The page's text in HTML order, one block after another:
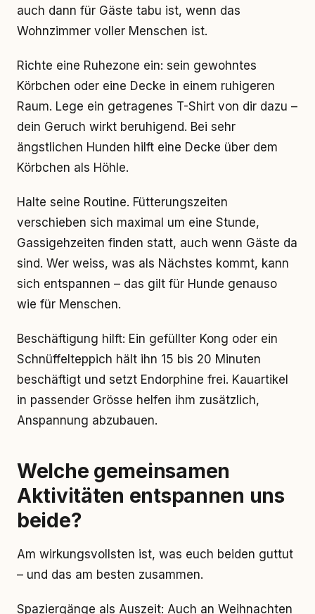
auch dann für Gäste tabu ist, wenn das
Wohnzimmer voller Menschen ist.
Richte eine Ruhezone ein: sein gewohntes
Körbchen oder eine Decke in einem ruhigeren
Raum. Lege ein getragenes T-Shirt von dir dazu –
dein Geruch wirkt beruhigend. Bei sehr
ängstlichen Hunden hilft eine Decke über dem
Körbchen als Höhle.
Halte seine Routine. Fütterungszeiten
verschieben sich maximal um eine Stunde,
Gassigehzeiten finden statt, auch wenn Gäste da
sind. Wer weiss, was als Nächstes kommt, kann
sich entspannen – das gilt für Hunde genauso
wie für Menschen.
Beschäftigung hilft: Ein gefüllter Kong oder ein
Schnüffelteppich hält ihn 15 bis 20 Minuten
beschäftigt und setzt Endorphine frei. Kauartikel
in passender Grösse helfen ihm zusätzlich,
Anspannung abzubauen.
Welche gemeinsamen
Aktivitäten entspannen uns
beide?
Am wirkungsvollsten ist, was euch beiden guttut
– und das am besten zusammen.
Spaziergänge als Auszeit: Auch an Weihnachten